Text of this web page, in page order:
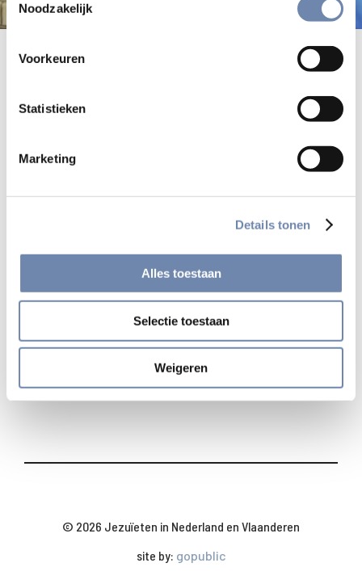
Noodzakelijk
Voorkeuren
Statistieken
Marketing
Details tonen
Alles toestaan
Selectie toestaan
Weigeren
Een videoreportage van Loyola
Hieronder vindt u een enthousiasmerende video over
jezuïeten in opleiding in Oost-Afrika, gemaakt door het
Amerikaanse Loyola Productions.
© 2026 Jezuïeten in Nederland en Vlaanderen
site by: gopublic